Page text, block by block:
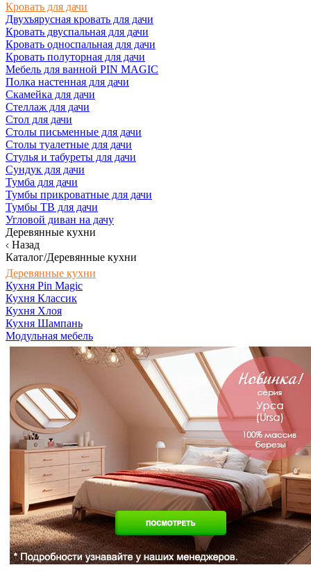
Кровать для дачи
Двухъярусная кровать для дачи
Кровать двуспальная для дачи
Кровать односпальная для дачи
Кровать полуторная для дачи
Мебель для ванной PIN MAGIC
Полка настенная для дачи
Скамейка для дачи
Стеллаж для дачи
Стол для дачи
Столы письменные для дачи
Столы туалетные для дачи
Стулья и табуреты для дачи
Сундук для дачи
Тумба для дачи
Тумбы прикроватные для дачи
Тумбы ТВ для дачи
Угловой диван на дачу
Деревянные кухни
Назад
Каталог/Деревянные кухни
Деревянные кухни
Кухня Pin Magic
Кухня Классик
Кухня Хлоя
Кухня Шампань
Модульная мебель